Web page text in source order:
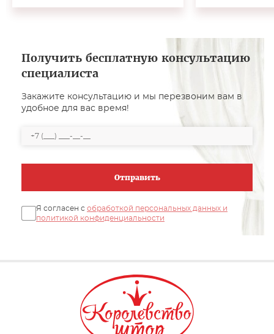
Получить бесплатную консультацию
специалиста
Закажите консультацию и мы перезвоним вам в
удобное для вас время!
Отправить
Я согласен с обработкой персональных данных и
политикой конфиденциальности